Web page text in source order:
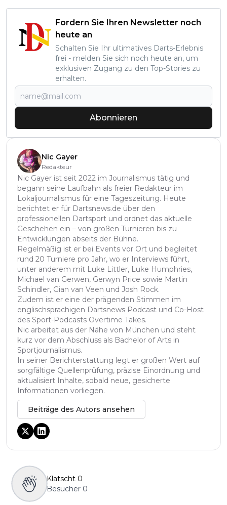
Fordern Sie Ihren Newsletter noch
heute an
Schalten Sie Ihr ultimatives Darts-Erlebnis
frei - melden Sie sich noch heute an, um
exklusiven Zugang zu den Top-Stories zu
erhalten.
Abonnieren
Nic Gayer
Redakteur
Nic Gayer ist seit 2022 im Journalismus tätig und
begann seine Laufbahn als freier Redakteur im
Lokaljournalismus für eine Tageszeitung. Heute
berichtet er für Dartsnews.de über den
professionellen Dartsport und ordnet das aktuelle
Geschehen ein – von großen Turnieren bis zu
Entwicklungen abseits der Bühne.
Regelmäßig ist er bei Events vor Ort und begleitet
rund 20 Turniere pro Jahr, wo er Interviews führt,
unter anderem mit Luke Littler, Luke Humphries,
Michael van Gerwen, Gerwyn Price sowie Martin
Schindler, Gian van Veen und Josh Rock.
Zudem ist er eine der prägenden Stimmen im
englischsprachigen Dartsnews Podcast und Co-Host
des Sport-Podcasts Overtime Takes.
Nic arbeitet aus der Nähe von München und steht
kurz vor dem Abschluss als Bachelor of Arts in
Sportjournalismus.
In seiner Berichterstattung legt er großen Wert auf
sorgfältige Quellenprüfung, präzise Einordnung und
aktualisiert Inhalte, sobald neue, gesicherte
Informationen vorliegen.
Beiträge des Autors ansehen
Klatscht 0
Besucher 0